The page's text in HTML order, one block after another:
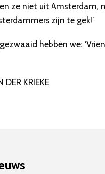
ze niet uit Amsterdam,
zijn te gek!’
hebben we:
DER KRIEKE